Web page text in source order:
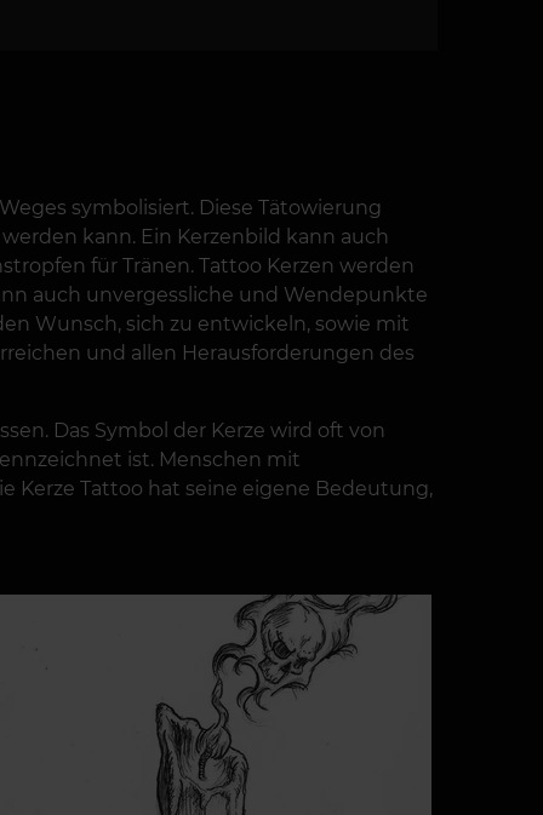
symbolisiert. Diese Tätowierung
kann. Ein Kerzenbild kann auch
für Tränen. Tattoo Kerzen werden
auch unvergessliche und Wendepunkte
Wunsch, sich zu entwickeln, sowie mit
und allen Herausforderungen des
Das Symbol der Kerze wird oft von
ist. Menschen mit
Kerze Tattoo hat seine eigene Bedeutung,